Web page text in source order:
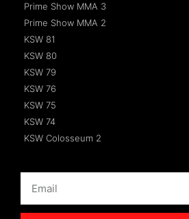
Prime Show MMA 3
Prime Show MMA 2
KSW 81
KSW 80
KSW 79
KSW 76
KSW 75
KSW 74
KSW Colosseum 2